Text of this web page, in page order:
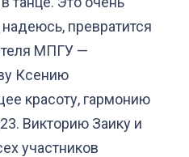
превратится
МПГУ —
Ксению
красоту, гармонию
Викторию Заику и
участников